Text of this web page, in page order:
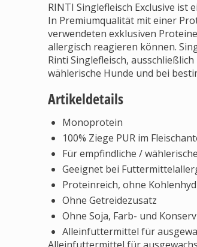
RINTI Singlefleisch Exclusive
In Premiumqualität mit einer
verwendeten exklusiven
allergisch reagieren können.
Rinti Singlefleisch,
wählerische Hunde und bei
Artikeldetails
Monoprotein
100% Ziege PUR im
Für empfindliche /
Geeignet bei
Proteinreich, ohne
Ohne Getreidezusatz
Ohne Soja, Farb- und
Alleinfuttermittel für